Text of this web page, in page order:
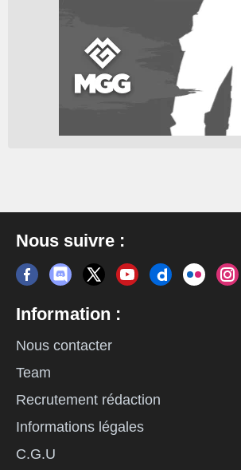
Nous suivre :
Information :
Nous contacter
Team
Recrutement rédaction
Informations légales
C.G.U